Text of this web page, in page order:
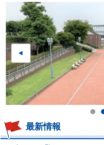
最新情報